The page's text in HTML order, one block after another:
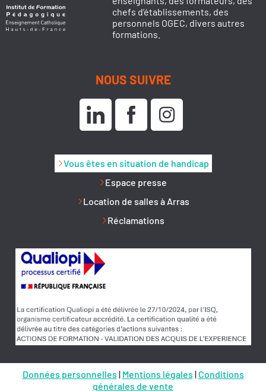
chefs d’établissements, des
personnels OGEC, divers autres
formations.
NOUS SUIVRE
Vous êtes en situation de handicap
Espace presse
Location de salles à Arras
Réclamations
Données personnelles | Mentions légales | Conditions
générales de vente